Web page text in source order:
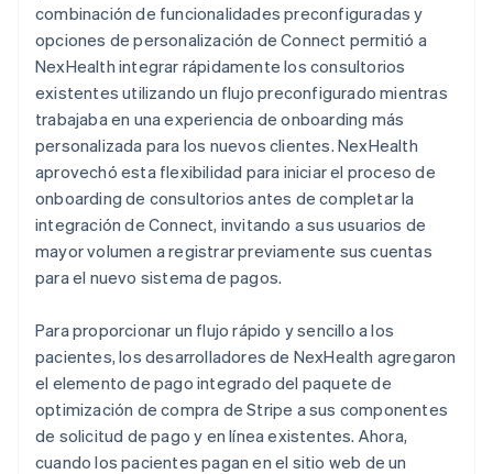
combinación de funcionalidades preconfiguradas y
opciones de personalización de Connect permitió a
NexHealth integrar rápidamente los consultorios
existentes utilizando un flujo preconfigurado mientras
trabajaba en una experiencia de onboarding más
personalizada para los nuevos clientes. NexHealth
aprovechó esta flexibilidad para iniciar el proceso de
onboarding de consultorios antes de completar la
integración de Connect, invitando a sus usuarios de
mayor volumen a registrar previamente sus cuentas
para el nuevo sistema de pagos.
Para proporcionar un flujo rápido y sencillo a los
pacientes, los desarrolladores de NexHealth agregaron
el elemento de pago integrado del paquete de
optimización de compra de Stripe a sus componentes
de solicitud de pago y en línea existentes. Ahora,
cuando los pacientes pagan en el sitio web de un